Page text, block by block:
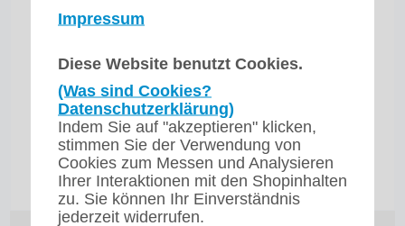
Impressum
Diese Website benutzt Cookies.
(Was sind Cookies?
Datenschutzerklärung)
Indem Sie auf "akzeptieren" klicken,
stimmen Sie der Verwendung von
Cookies zum Messen und Analysieren
Ihrer Interaktionen mit den Shopinhalten
zu. Sie können Ihr Einverständnis
jederzeit widerrufen.